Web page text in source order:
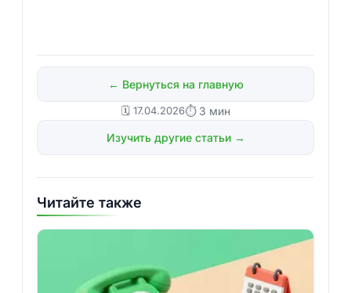
← Вернуться на главную
🗓️ 17.04.2026⏱ 3 мин
Изучить другие статьи →
Читайте также